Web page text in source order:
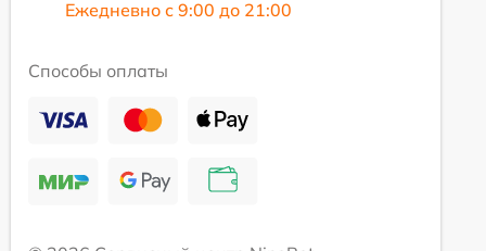
Ежедневно с 9:00 до 21:00
Способы оплаты